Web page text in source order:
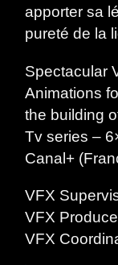
apporter sa
pureté de la
Spectacular
Animations
the building
Tv series –
Canal+
VFX
VFX
VFX